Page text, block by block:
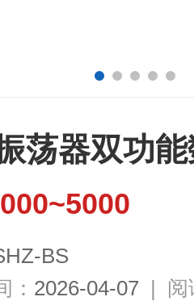
荡器双功
BS
： 2026-04-07 | 阅